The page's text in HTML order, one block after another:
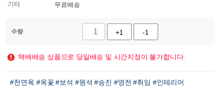
기타
무료배송
수량 +1 -1
택배배송 상품으로 당일배송 및 시간지정이 불가합니다.
#천연옥 #옥꽃 #보석 #원석 #승진 #영전 #취임 #인테리어